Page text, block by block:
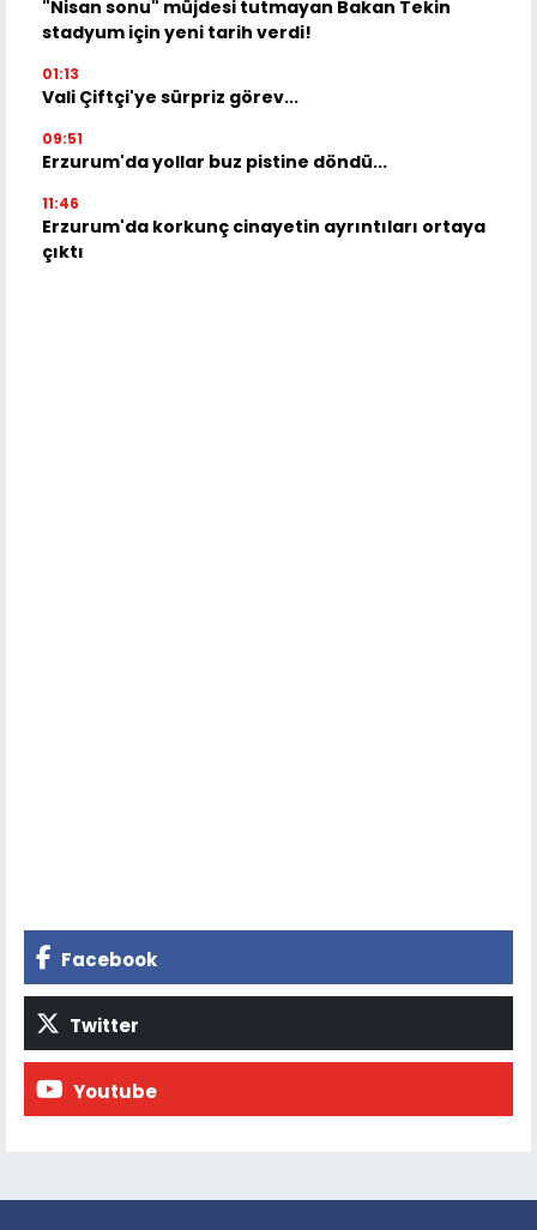
"Nisan sonu" müjdesi tutmayan Bakan Tekin
stadyum için yeni tarih verdi!
01:13
Vali Çiftçi'ye sürpriz görev...
09:51
Erzurum'da yollar buz pistine döndü...
11:46
Erzurum'da korkunç cinayetin ayrıntıları ortaya
çıktı
Facebook
Twitter
Youtube